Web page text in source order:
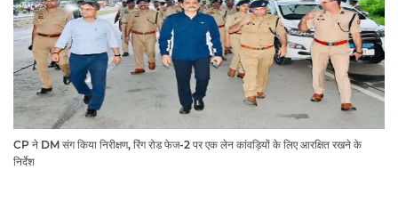
CP ने DM संग किया निरीक्षण, रिंग रोड फेज-2 पर एक लेन कांवड़ियों के लिए आरक्षित रखने के
निर्देश